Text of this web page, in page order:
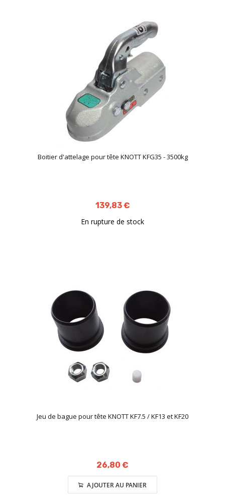
Boitier d'attelage pour tête KNOTT KFG35 - 3500kg
139,83 €
En rupture de stock
Jeu de bague pour tête KNOTT KF7.5 / KF13 et KF20
26,80 €
AJOUTER AU PANIER